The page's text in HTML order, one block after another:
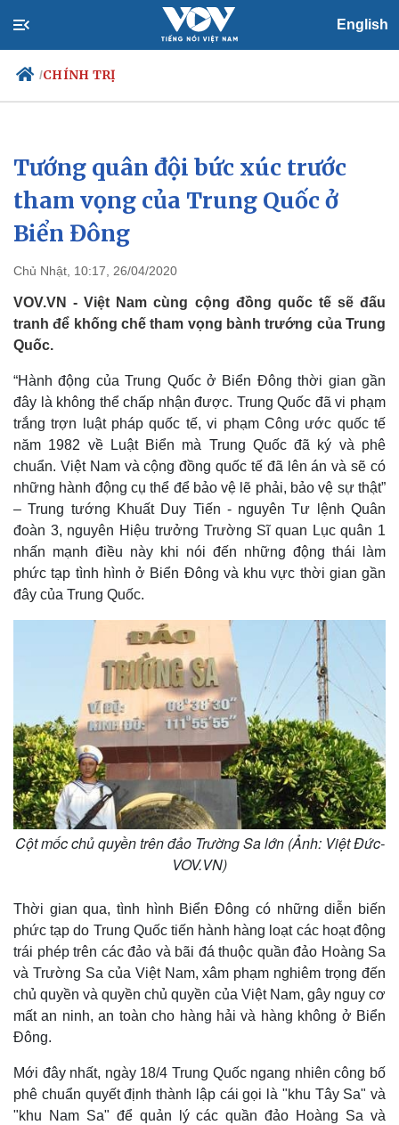
English
/CHÍNH TRỊ
Chính trị
Đảng
Tổ chức nhân sự
Quốc hội
Nhận diện sự thật
Xã hội
Dự báo thời tiết
Tướng quân đội bức xúc trước
tham vọng của Trung Quốc ở
Biển Đông
Chủ Nhật, 10:17, 26/04/2020
VOV.VN - Việt Nam cùng cộng đồng quốc tế sẽ đấu
tranh để khống chế tham vọng bành trướng của Trung
Quốc.
“Hành động của Trung Quốc ở Biển Đông thời gian gần
đây là không thể chấp nhận được. Trung Quốc đã vi phạm
trắng trợn luật pháp quốc tế, vi phạm Công ước quốc tế
năm 1982 về Luật Biển mà Trung Quốc đã ký và phê
chuẩn. Việt Nam và cộng đồng quốc tế đã lên án và sẽ có
những hành động cụ thể để bảo vệ lẽ phải, bảo vệ sự thật”
– Trung tướng Khuất Duy Tiến - nguyên Tư lệnh Quân
đoàn 3, nguyên Hiệu trưởng Trường Sĩ quan Lục quân 1
nhấn mạnh điều này khi nói đến những động thái làm
phức tạp tình hình ở Biển Đông và khu vực thời gian gần
đây của Trung Quốc.
Cột mốc chủ quyền trên đảo Trường Sa lớn (Ảnh: Việt Đức-
VOV.VN)
Thời gian qua, tình hình Biển Đông có những diễn biến
phức tạp do Trung Quốc tiến hành hàng loạt các hoạt động
trái phép trên các đảo và bãi đá thuộc quần đảo Hoàng Sa
và Trường Sa của Việt Nam, xâm phạm nghiêm trọng đến
chủ quyền và quyền chủ quyền của Việt Nam, gây nguy cơ
mất an ninh, an toàn cho hàng hải và hàng không ở Biển
Đông.
Mới đây nhất, ngày 18/4 Trung Quốc ngang nhiên công bố
phê chuẩn quyết định thành lập cái gọi là "khu Tây Sa" và
"khu Nam Sa" để quản lý các quần đảo Hoàng Sa và